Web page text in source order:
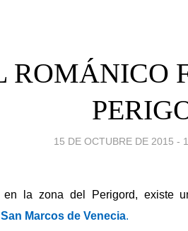
ROMÁNICO
15 DE OCTUBRE DE 2015 -
en la zona del Perigord, existe
San Marcos de Venecia.